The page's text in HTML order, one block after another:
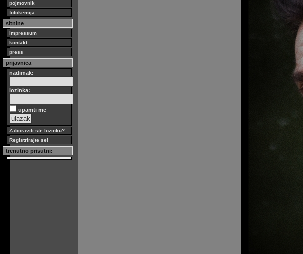
pojmovnik
fotokemija
sitnine
impressum
kontakt
press
prijavnica
nadimak:
lozinka:
upamti me
Zaboravili ste lozinku?
Registrirajte se!
trenutno prisutni: